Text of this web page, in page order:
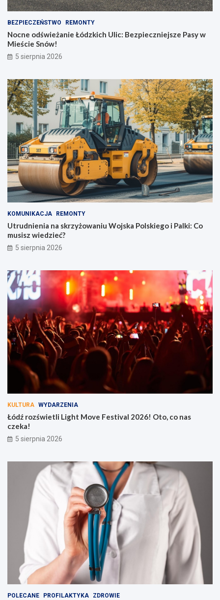
BEZPIECZEŃSTWO REMONTY
Nocne odświeżanie Łódzkich Ulic: Bezpieczniejsze Pasy w
Mieście Snów!
5 sierpnia 2026
KOMUNIKACJA REMONTY
Utrudnienia na skrzyżowaniu Wojska Polskiego i Palki: Co
musisz wiedzieć?
5 sierpnia 2026
KULTURA WYDARZENIA
Łódź rozświetli Light Move Festival 2026! Oto, co nas
czeka!
5 sierpnia 2026
POLECANE PROFILAKTYKA ZDROWIE